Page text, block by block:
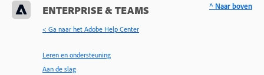
ENTERPRISE & TEAMS
< Ga naar het Adobe Help Center
Leren en ondersteuning
Aan de slag
^ Naar boven